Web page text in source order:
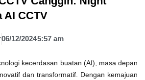
AI CCTV
06/12/20245:57 am
kecerdasan buatan (AI), masa depan
dan transformatif. Dengan kemajuan